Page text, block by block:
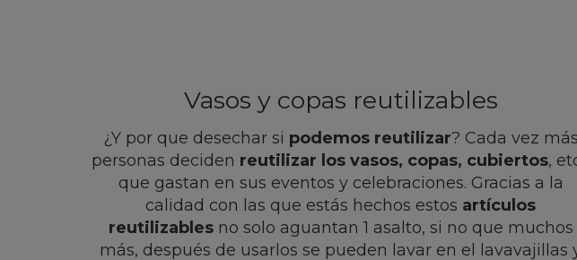
Vasos y copas reutilizables
¿Y por que desechar si podemos reutilizar? Cada vez más
personas deciden reutilizar los vasos, copas, cubiertos,
que gastan en sus eventos y celebraciones. Gracias a la
calidad con las que estás hechos estos artículos
reutilizablesno solo aguantan 1 asalto, si no que muchos
más, después de usarlos se pueden lavar en el lavavajillas